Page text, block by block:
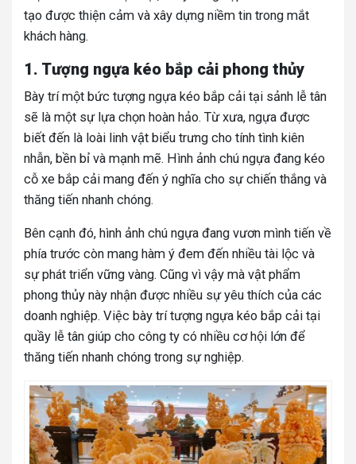
tạo được thiện cảm và xây dựng niềm tin trong mắt
khách hàng.
1. Tượng ngựa kéo bắp cải phong thủy
Bày trí một bức tượng ngựa kéo bắp cải tại sảnh lễ tân
sẽ là một sự lựa chọn hoàn hảo. Từ xưa, ngựa được
biết đến là loài linh vật biểu trưng cho tính tình kiên
nhẫn, bền bỉ và mạnh mẽ. Hình ảnh chú ngựa đang kéo
cỗ xe bắp cải mang đến ý nghĩa cho sự chiến thắng và
thăng tiến nhanh chóng.
Bên cạnh đó, hình ảnh chú ngựa đang vươn mình tiến về
phía trước còn mang hàm ý đem đến nhiều tài lộc và
sự phát triển vững vàng. Cũng vì vậy mà vật phẩm
phong thủy này nhận được nhiều sự yêu thích của các
doanh nghiệp. Việc bày trí tượng ngựa kéo bắp cải tại
quầy lễ tân giúp cho công ty có nhiều cơ hội lớn để
thăng tiến nhanh chóng trong sự nghiệp.